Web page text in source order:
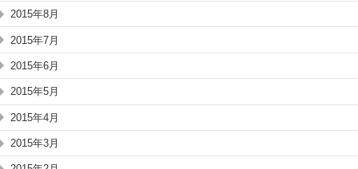
2015年8月
2015年7月
2015年6月
2015年5月
2015年4月
2015年3月